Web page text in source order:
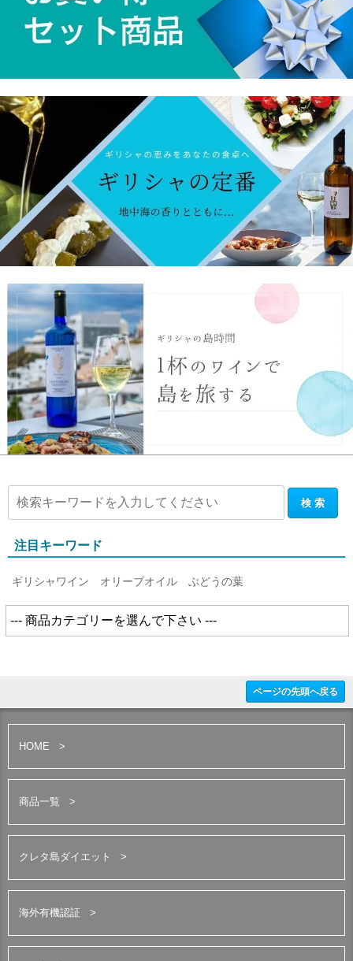
注目キーワード
ギリシャワイン オリーブオイル ぶどうの葉
ページの先頭へ戻る
HOME
商品一覧
クレタ島ダイエット
海外有機認証